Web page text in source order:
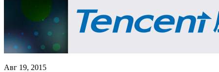
Авг 19, 2015